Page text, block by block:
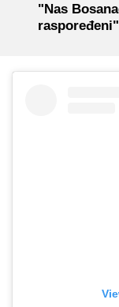
"Nas
raspoređeni"